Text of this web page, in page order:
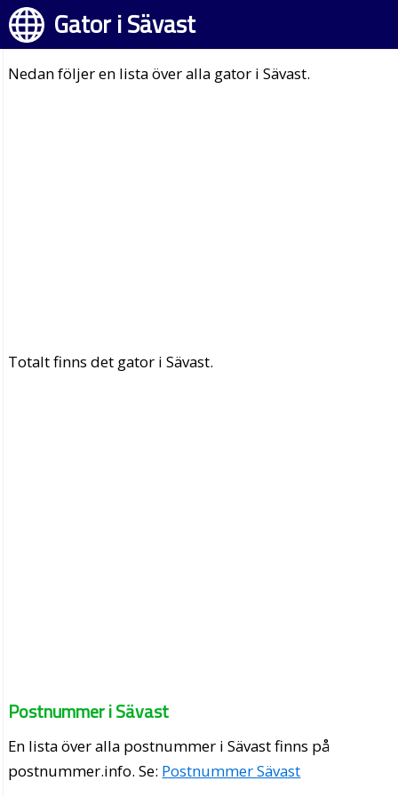
Gator i Sävast
Nedan följer en lista över alla gator i Sävast.
Totalt finns det gator i Sävast.
Postnummer i Sävast
En lista över alla postnummer i Sävast finns på
postnummer.info. Se: Postnummer Sävast